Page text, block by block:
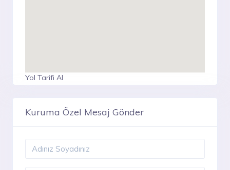
Yol Tarifi Al
Kuruma Özel Mesaj Gönder